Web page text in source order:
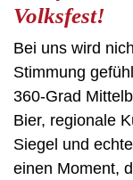
Volksfest!
Bei uns wird
Stimmung
360-Grad
Bier, regionale
Siegel und
einen Moment,